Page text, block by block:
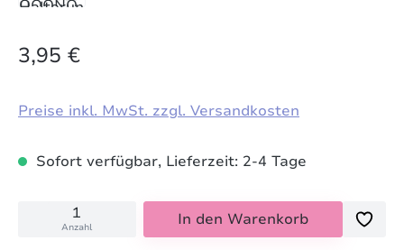
3,95 €
Preise inkl. MwSt. zzgl. Versandkosten
Sofort verfügbar, Lieferzeit: 2-4 Tage
Anzahl In den Warenkorb